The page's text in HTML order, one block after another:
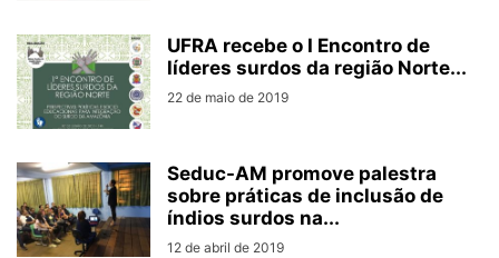
UFRA recebe o I Encontro de
líderes surdos da região Norte...
22 de maio de 2019
Seduc-AM promove palestra
sobre práticas de inclusão de
índios surdos na...
12 de abril de 2019